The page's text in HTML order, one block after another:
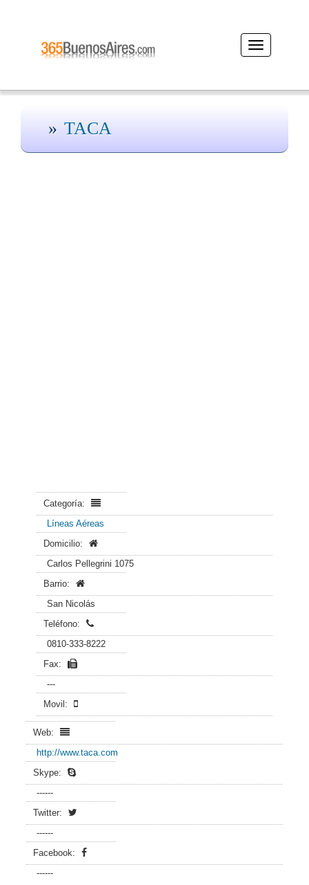
Desplegar
navegación
TACA
Categoría:
Líneas Aéreas
Domicilio:
Carlos Pellegrini 1075
Barrio:
San Nicolás
Teléfono:
0810-333-8222
Fax:
---
Movil:
Web:
http://www.taca.com
Skype:
------
Twitter:
------
Facebook:
------